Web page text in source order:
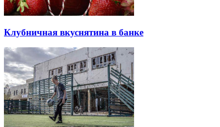
Клубничная вкуснятина в банке